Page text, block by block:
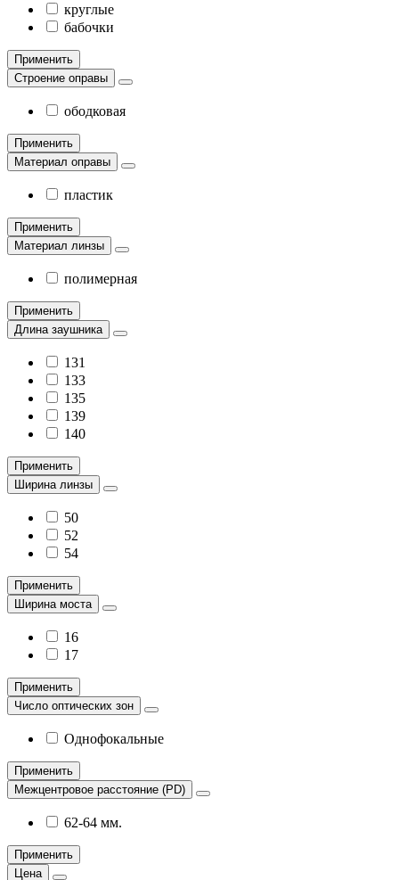
круглые
бабочки
Применить
Строение оправы
ободковая
Применить
Материал оправы
пластик
Применить
Материал линзы
полимерная
Применить
Длина заушника
131
133
135
139
140
Применить
Ширина линзы
50
52
54
Применить
Ширина моста
16
17
Применить
Число оптических зон
Однофокальные
Применить
Межцентровое расстояние (PD)
62-64 мм.
Применить
Цена